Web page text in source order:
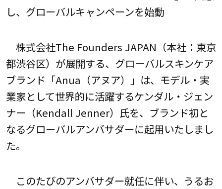
し、グローバルキャンペーンを始動
株式会社The Founders JAPAN（本社：東京
都渋谷区）が展開する、グローバルスキンケア
ブランド「Anua（アヌア）」は、モデル・実
業家として世界的に活躍するケンダル・ジェン
ナー（Kendall Jenner）氏を、ブランド初と
なるグローバルアンバサダーに起用いたしまし
た。
このたびのアンバサダー就任に伴い、うるお